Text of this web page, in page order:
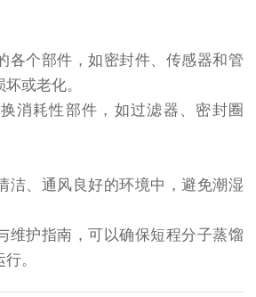
个部件，如密封件、传感器和管
或老化。
耗性部件，如过滤器、密封圈
、通风良好的环境中，避免潮湿
护指南，可以确保短程分子蒸馏
。